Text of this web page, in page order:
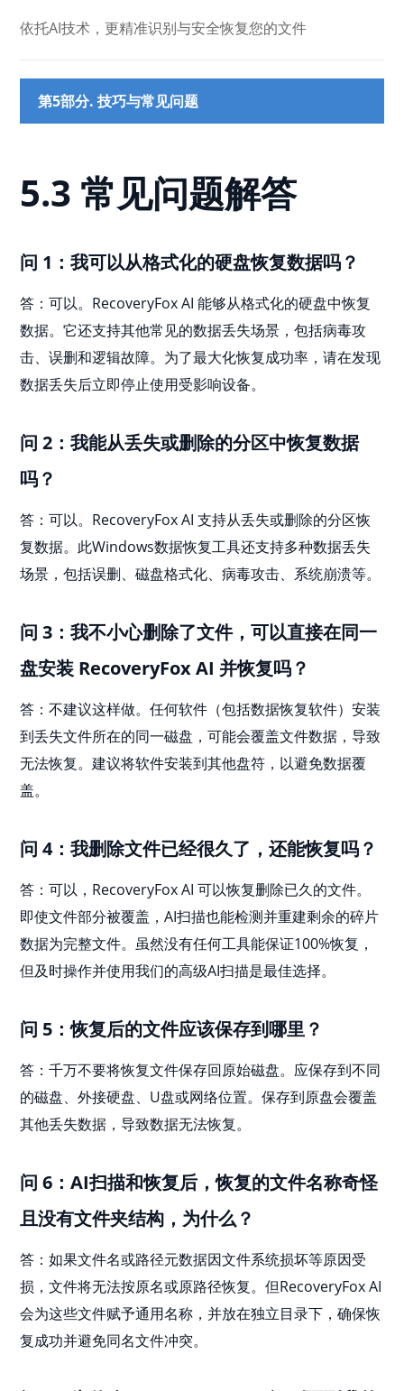
依托AI技术，更精准识别与安全恢复您的文件
第5部分. 技巧与常见问题
5.3 常见问题解答
问 1：我可以从格式化的硬盘恢复数据吗？
答：可以。RecoveryFox AI 能够从格式化的硬盘中恢复
数据。它还支持其他常见的数据丢失场景，包括病毒攻
击、误删和逻辑故障。为了最大化恢复成功率，请在发现
数据丢失后立即停止使用受影响设备。
问 2：我能从丢失或删除的分区中恢复数据
吗？
答：可以。RecoveryFox AI 支持从丢失或删除的分区恢
复数据。此Windows数据恢复工具还支持多种数据丢失
场景，包括误删、磁盘格式化、病毒攻击、系统崩溃等。
问 3：我不小心删除了文件，可以直接在同一
盘安装 RecoveryFox AI 并恢复吗？
答：不建议这样做。任何软件（包括数据恢复软件）安装
到丢失文件所在的同一磁盘，可能会覆盖文件数据，导致
无法恢复。建议将软件安装到其他盘符，以避免数据覆
盖。
问 4：我删除文件已经很久了，还能恢复吗？
答：可以，RecoveryFox AI 可以恢复删除已久的文件。
即使文件部分被覆盖，AI扫描也能检测并重建剩余的碎片
数据为完整文件。虽然没有任何工具能保证100%恢复，
但及时操作并使用我们的高级AI扫描是最佳选择。
问 5：恢复后的文件应该保存到哪里？
答：千万不要将恢复文件保存回原始磁盘。应保存到不同
的磁盘、外接硬盘、U盘或网络位置。保存到原盘会覆盖
其他丢失数据，导致数据无法恢复。
问 6：AI扫描和恢复后，恢复的文件名称奇怪
且没有文件夹结构，为什么？
答：如果文件名或路径元数据因文件系统损坏等原因受
损，文件将无法按原名或原路径恢复。但RecoveryFox AI
会为这些文件赋予通用名称，并放在独立目录下，确保恢
复成功并避免同名文件冲突。